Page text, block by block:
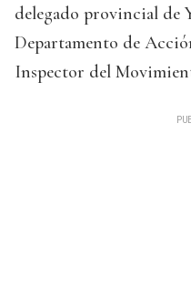
delegado provincial de
Departamento de
Inspector del